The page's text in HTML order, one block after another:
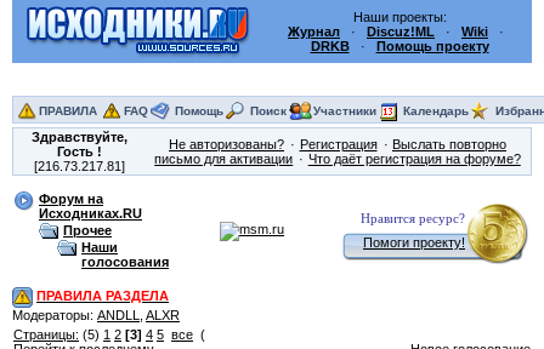
Наши проекты:
Журнал · Discuz!ML · Wiki ·
DRKB· Помощь проекту
ПРАВИЛА FAQ Помощь Поиск Участники Календарь
Здравствуйте,
Гость!
[216.73.217.81]
Не авторизованы? Регистрация
Выслать повторно
письмо для активации
Что даёт регистрация на форуме?
Форум на
Исходниках.RU
Прочее
Наши
голосования
Нравится ресурс?
Помоги проекту!
ПРАВИЛА РАЗДЕЛА
Модераторы: ANDLL
ALXR
Страницы: (5) 1 2 [3] 4 5 все (